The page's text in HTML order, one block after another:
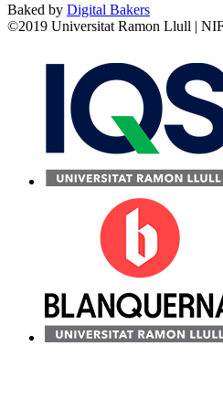
Baked by Digital Bakers
©2019 Universitat Ramon Llull |